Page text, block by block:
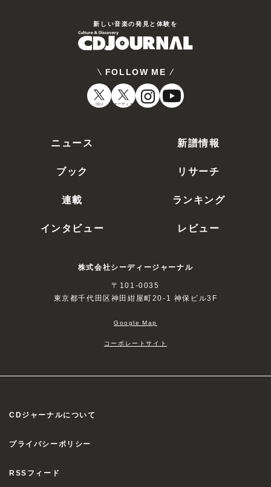
新しい⾳楽の発⾒と体験を
FOLLOW ME
CDJ オーディオ
ニュース
新譜情報
ブック
リサーチ
連載
ランキング
インタビュー
レビュー
株式会社シーディージャーナル
〒101-0035
東京都千代田区神田紺屋町20-1 神保ビル3F
Google Map
コーポレートサイト
CDジャーナルについて
プライバシーポリシー
RSSフィード